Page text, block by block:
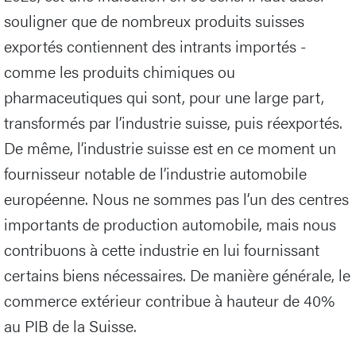
souligner que de nombreux produits suisses
exportés contiennent des intrants importés -
comme les produits chimiques ou
pharmaceutiques qui sont, pour une large part,
transformés par l’industrie suisse, puis réexportés.
De même, l’industrie suisse est en ce moment un
fournisseur notable de l’industrie automobile
européenne. Nous ne sommes pas l’un des centres
importants de production automobile, mais nous
contribuons à cette industrie en lui fournissant
certains biens nécessaires. De manière générale, le
commerce extérieur contribue à hauteur de 40%
au PIB de la Suisse.